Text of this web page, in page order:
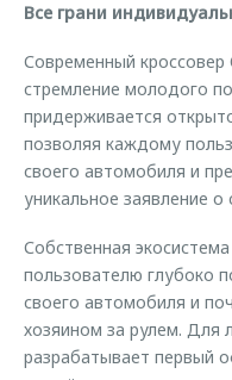
Все грани
Современный
стремление молодого
придерживается
позволяя каждому
своего автомобиля и
уникальное заявление о
Собственная
пользователю глубоко
своего автомобиля и
хозяином за рулем. Для
разрабатывает первый